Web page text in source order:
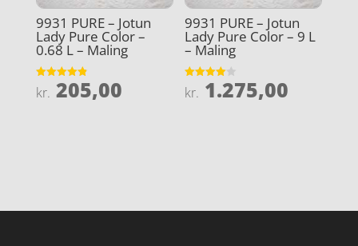
9931 PURE – Jotun
Lady Pure Color –
0.68 L – Maling
Vurderet
4.9
kr. 205,00
9931 PURE – Jotun
Lady Pure Color – 9 L
– Maling
Vurderet
4
kr. 1.275,00